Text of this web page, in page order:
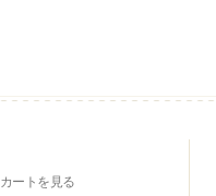
カートを見る